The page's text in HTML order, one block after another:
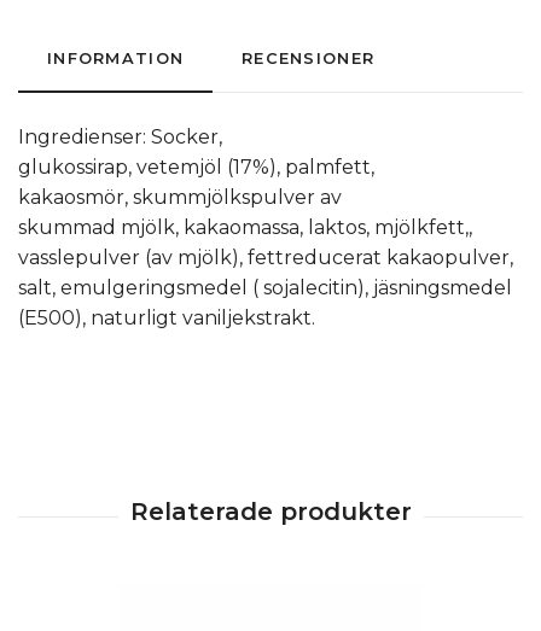
INFORMATION RECENSIONER
Ingredienser: Socker,
glukossirap, vetemjöl (17%), palmfett,
kakaosmör, skummjölkspulver av
skummad mjölk, kakaomassa, laktos, mjölkfett,,
vasslepulver (av mjölk), fettreducerat kakaopulver,
salt, emulgeringsmedel ( sojalecitin), jäsningsmedel
(E500), naturligt vaniljekstrakt.